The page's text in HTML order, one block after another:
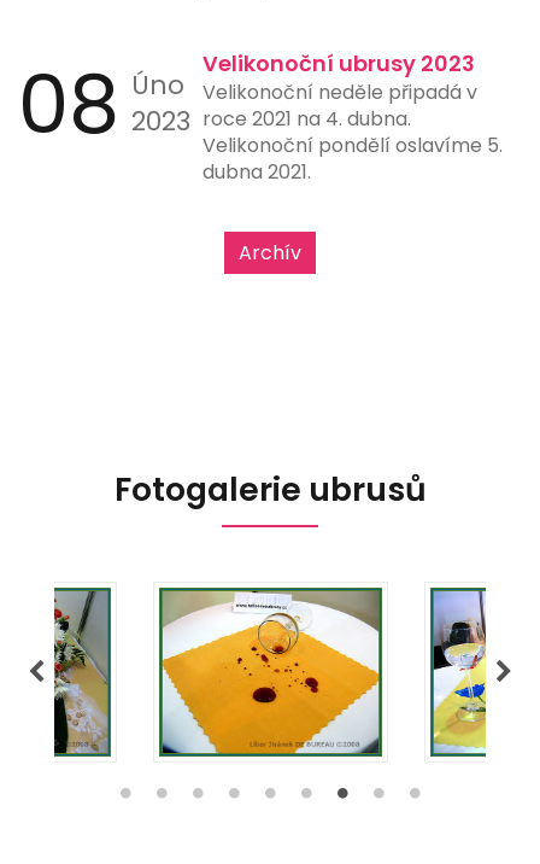
08 Úno
2023
Velikonoční ubrusy 2023
Velikonoční neděle připadá v
roce 2021 na 4. dubna.
Velikonoční pondělí oslavíme 5.
dubna 2021.
Archív
Fotogalerie ubrusů